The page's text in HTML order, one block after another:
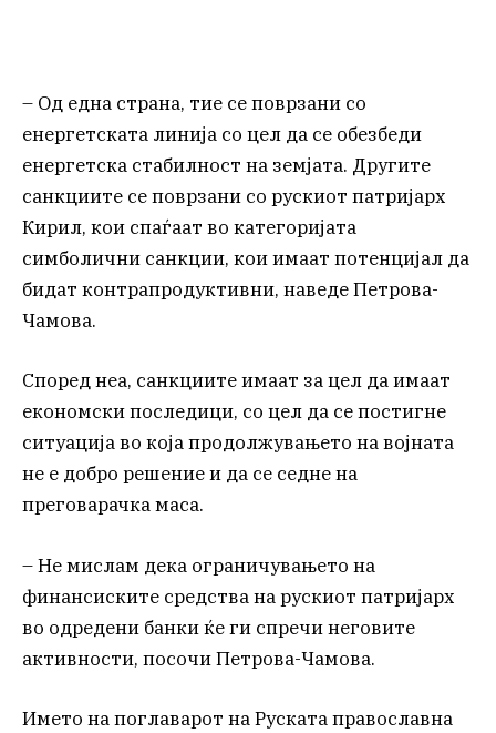
– Од една страна, тие се поврзани со
енергетската линија со цел да се обезбеди
енергетска стабилност на земјата. Другите
санкциите се поврзани со рускиот патријарх
Кирил, кои спаѓаат во категоријата
симболични санкции, кои имаат потенцијал да
бидат контрапродуктивни, наведе Петрова-
Чамова.
Според неа, санкциите имаат за цел да имаат
економски последици, со цел да се постигне
ситуација во која продолжувањето на војната
не е добро решение и да се седне на
преговарачка маса.
– Не мислам дека ограничувањето на
финансиските средства на рускиот патријарх
во одредени банки ќе ги спречи неговите
активности, посочи Петрова-Чамова.
Името на поглаварот на Руската православна